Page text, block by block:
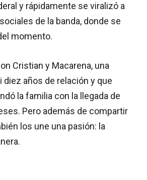
y rápidamente se viralizó a
de la banda, donde se
momento.
Cristian y Macarena, una
diez años de relación y que
la familia con la llegada de
Pero además de compartir
los une una pasión: la